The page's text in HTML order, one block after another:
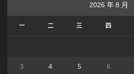
2026 年 8 月
一 二 三 四
3 4 5 6